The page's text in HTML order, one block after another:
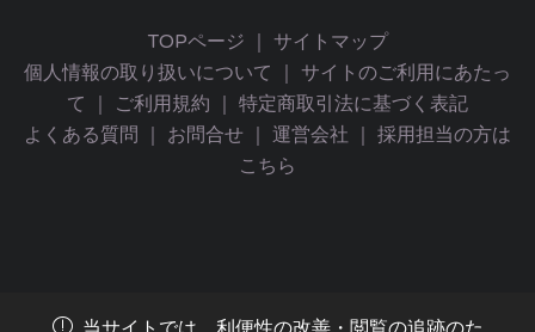
TOPページ
サイトマップ
個人情報の取り扱いについて
サイトのご利用にあたっ
て
ご利用規約
特定商取引法に基づく表記
よくある質問
お問合せ 運営会社
採用担当の方は
こちら